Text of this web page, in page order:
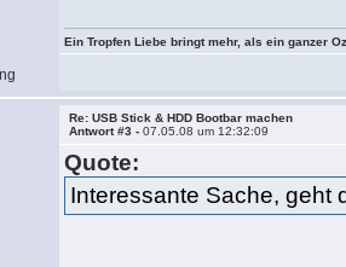
Ein Tropfen Liebe bringt mehr, als ein ganzer
Re: USB Stick & HDD Bootbar machen
Antwort #3 -07.05.08 um 12:32:09
Quote:
Interessante Sache, geht